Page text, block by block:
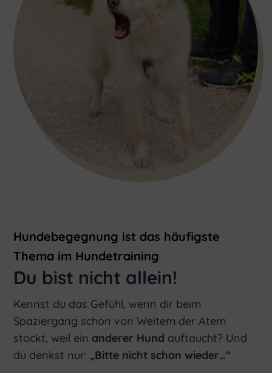
Hundebegegnung ist das häufigste
Thema im Hundetraining
Du bist nicht allein!
Kennst du das Gefühl, wenn dir beim
Spaziergang schon von Weitem der Atem
stockt, weil ein anderer Hund auftaucht? Und
du denkst nur: „Bitte nicht schon wieder…“